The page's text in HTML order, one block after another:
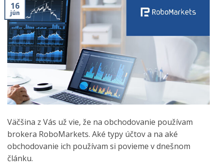
16
jún
Väčšina z Vás už vie, že na obchodovanie používam
brokera RoboMarkets. Aké typy účtov a na aké
obchodovanie ich používam si povieme v dnešnom
článku.